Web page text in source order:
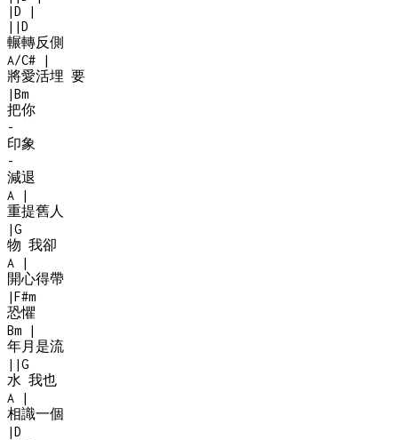
|D
|
| |D
輾轉反側
A/C#
|
將愛活埋 要
|Bm
把你
-
印象
-
減退
A
|
重提舊人
|G
物 我卻
A
|
開心得帶
|F#m
恐懼
Bm
|
年月是流
| |G
水 我也
A
|
相識一個
|D